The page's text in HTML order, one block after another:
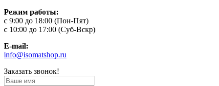
Режим работы:
c 9:00 до 18:00 (Пон-Пят)
c 10:00 до 17:00 (Суб-Вскр)
E-mail:
info@isomatshop.ru
Заказать звонок!